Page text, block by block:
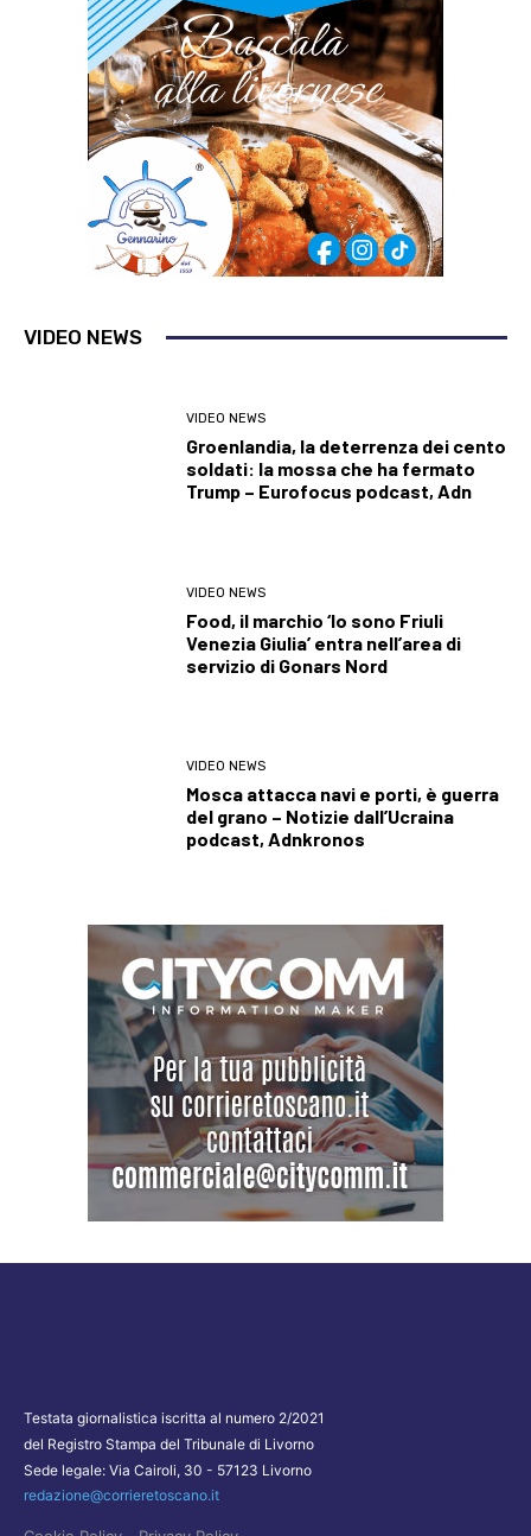
VIDEO NEWS
VIDEO NEWS
Groenlandia, la deterrenza dei cento
soldati: la mossa che ha fermato
Trump – Eurofocus podcast, Adn
VIDEO NEWS
Food, il marchio ‘Io sono Friuli
Venezia Giulia’ entra nell’area di
servizio di Gonars Nord
VIDEO NEWS
Mosca attacca navi e porti, è guerra
del grano – Notizie dall’Ucraina
podcast, Adnkronos
Testata giornalistica iscritta al numero 2/2021
del Registro Stampa del Tribunale di Livorno
Sede legale: Via Cairoli, 30 - 57123 Livorno
redazione@corrieretoscano.it